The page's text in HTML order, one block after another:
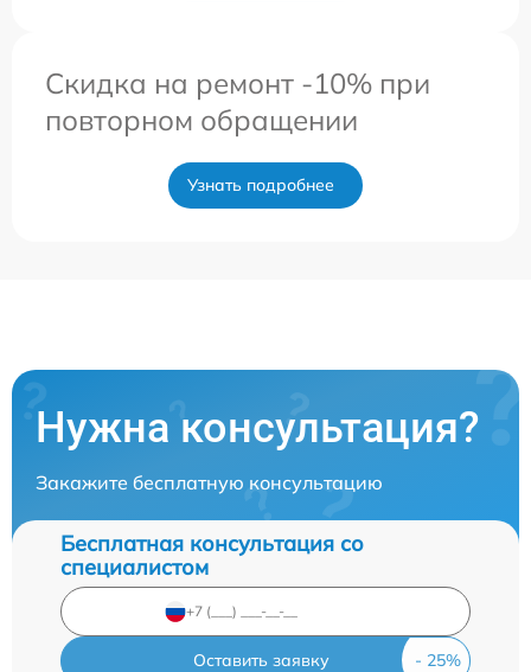
Скидка на ремонт -10% при
повторном обращении
Узнать подробнее
Нужна консультация?
Закажите бесплатную консультацию
Бесплатная консультация со
специалистом
Оставить заявку